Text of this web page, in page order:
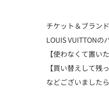
チケット＆ブラン
LOUIS VUITTONの
【使わなくて置い
【買い替えして残
などございました